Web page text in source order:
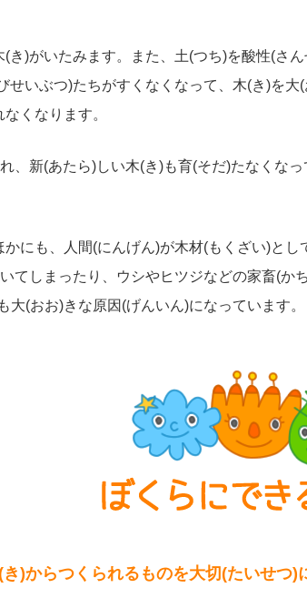
き)がいたみます。また、土(つち)を酸性(さ
せいぶつ)たちがすくなくなって、木(き)を大
くなります。
、新(あたら)しい木(き)も育(そだ)たなくな
かにも、人間(にんげん)が木材(もくざい)と
てしまったり、ウシやヒツジなどの家畜(か
大(おお)きな原因(げんいん)になっています。
)からつくられるものを大切(たいせつ)